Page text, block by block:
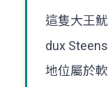
這隻大王
dux
地位屬於